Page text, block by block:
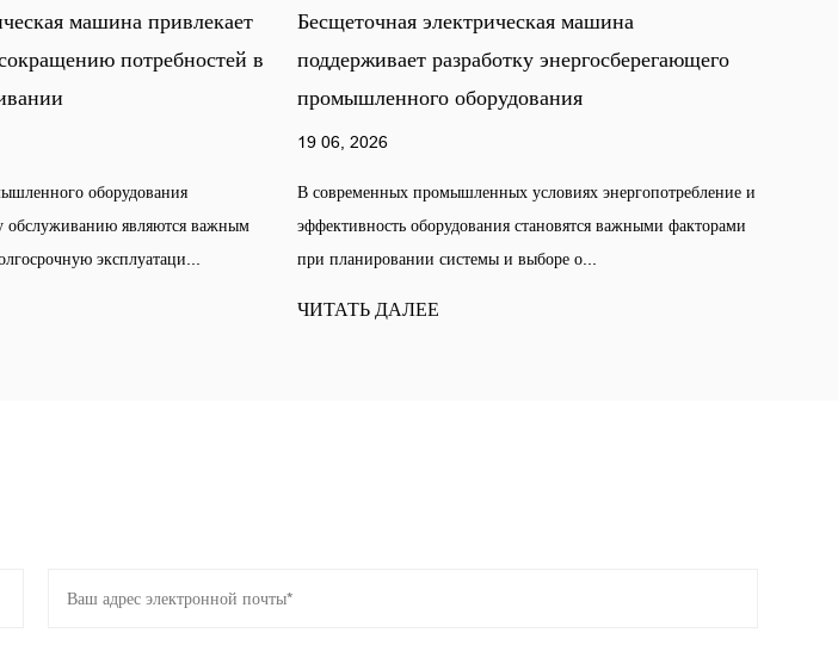
электрическая машина
разработку энергосберегающего
оборудования
промышленных условиях энергопотребление и
оборудования становятся важными факторами
системы и выборе о...
Cleaning Machine Motor Designs Address
Noise Operation Requirements
12 06, 2026
has become an important factor in cleaning equipment
design. Hotels, hospitals, offices, a...